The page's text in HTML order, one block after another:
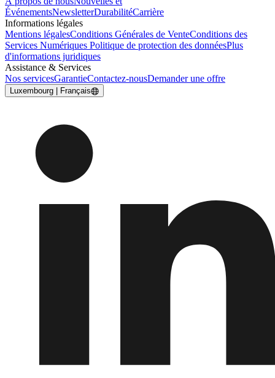
ÉvénementsNewsletterDurabilitéCarrière
Informations légales
Mentions légalesConditions Générales de VenteConditions des
Services Numériques Politique de protection des donnéesPlus
d'informations juridiques
Assistance & Services
Nos servicesGarantieContactez-nousDemander une offre
Luxembourg | Français